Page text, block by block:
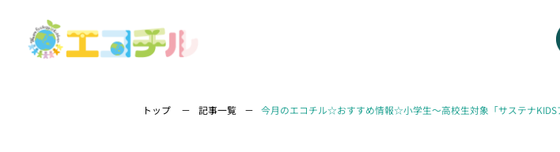
トップ 記事一覧 今月のエコチル☆おすすめ情報☆小学生～高校生対象「サステナKIDS